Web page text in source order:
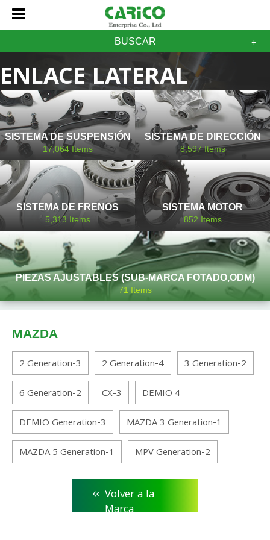
BUSCAR
ENLACE LATERAL
AJUSTABLE MAZDA
SISTEMA DE SUSPENSIÓN
17,064Items
SISTEMA DE DIRECCIÓN
8,597Items
SISTEMA DE FRENOS
5,313 Items
SISTEMA MOTOR
852 Items
PIEZAS AJUSTABLES (SUB-MARCA FOTADO,ODM)
71Items
MAZDA
2 Generation-3 2 Generation-4
3 Generation-2
6 Generation-2
CX-3
DEMIO 4
DEMIO Generation-3
MAZDA 3 Generation-1
MAZDA 5 Generation-1
MPV Generation-2
<< Volver a la
Marca